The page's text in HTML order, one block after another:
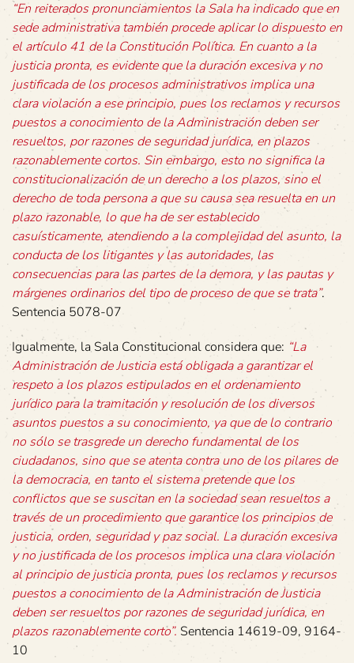
“En reiterados pronunciamientos la Sala ha indicado que en
sede administrativa también procede aplicar lo dispuesto en
el artículo 41 de la Constitución Política. En cuanto a la
justicia pronta, es evidente que la duración excesiva y no
justificada de los procesos administrativos implica una
clara violación a ese principio, pues los reclamos y recursos
puestos a conocimiento de la Administración deben ser
resueltos, por razones de seguridad jurídica, en plazos
razonablemente cortos. Sin embargo, esto no significa la
constitucionalización de un derecho a los plazos, sino el
derecho de toda persona a que su causa sea resuelta en un
plazo razonable, lo que ha de ser establecido
casuísticamente, atendiendo a la complejidad del asunto, la
conducta de los litigantes y las autoridades, las
consecuencias para las partes de la demora, y las pautas y
márgenes ordinarios del tipo de proceso de que se trata”.
Sentencia 5078-07
Igualmente, la Sala Constitucional considera que: “La
Administración de Justicia está obligada a garantizar el
respeto a los plazos estipulados en el ordenamiento
jurídico para la tramitación y resolución de los diversos
asuntos puestos a su conocimiento, ya que de lo contrario
no sólo se trasgrede un derecho fundamental de los
ciudadanos, sino que se atenta contra uno de los pilares de
la democracia, en tanto el sistema pretende que los
conflictos que se suscitan en la sociedad sean resueltos a
través de un procedimiento que garantice los principios de
justicia, orden, seguridad y paz social. La duración excesiva
y no justificada de los procesos implica una clara violación
al principio de justicia pronta, pues los reclamos y recursos
puestos a conocimiento de la Administración de Justicia
deben ser resueltos por razones de seguridad jurídica, en
plazos razonablemente corto”. Sentencia 14619-09, 9164-
10